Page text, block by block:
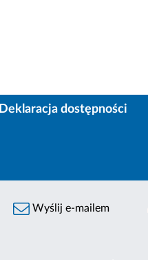
Deklaracja dostępności
Wyślij e-mailem